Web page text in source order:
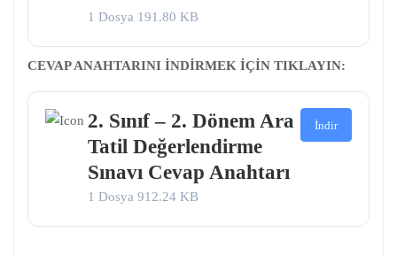
1 Dosya 191.80 KB
CEVAP ANAHTARINI İNDİRMEK İÇİN TIKLAYIN:
2. Sınıf – 2. Dönem Ara
Tatil Değerlendirme
Sınavı Cevap Anahtarı
1 Dosya 912.24 KB
İndir